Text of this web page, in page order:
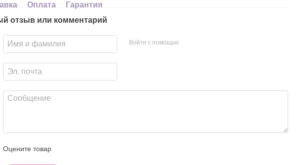
Оплата
Гарантия
отзыв или комментарий
Войти с помощью
Оцените товар